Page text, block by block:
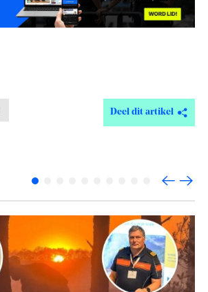
Deel dit artikel